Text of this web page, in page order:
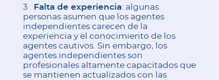
Falta de experiencia: algunas
personas asumen que los agentes
independientes carecen de la
experiencia y el conocimiento de los
agentes cautivos. Sin embargo, los
agentes independientes son
profesionales altamente capacitados que
se mantienen actualizados con las